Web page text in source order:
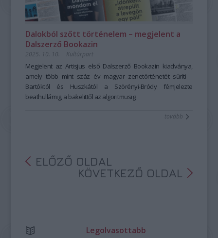
Dalokból szőtt történelem – megjelent a
Dalszerző Bookazin
2025. 10. 10. | Kultúrpart
Megjelent az Artisjus első Dalszerző Bookazin kiadványa,
amely több mint száz év magyar zenetörténetét sűríti –
Bartóktól és Huszkától a Szörényi-Bródy fémjelezte
beathullámig, a bakelittől az algoritmusig.
tovább
ELŐZŐ OLDAL
KÖVETKEZŐ OLDAL
Legolvasottabb